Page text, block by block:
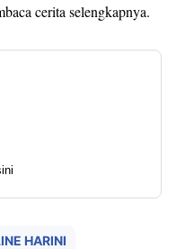
cerita selengkapnya.
HARINI